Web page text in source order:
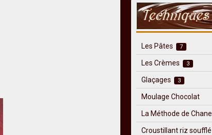
Les Pâtes 7
Les Crèmes 3
Glaçages 3
Moulage Chocolat
La Méthode de Chane
Croustillant riz soufflé